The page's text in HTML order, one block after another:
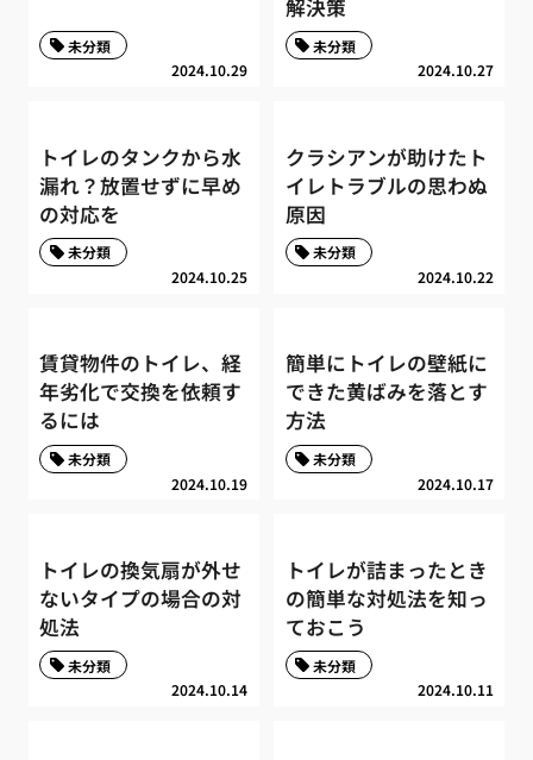
2024.10.29
未分類
解決策
2024.10.27
未分類
トイレのタンクから水
漏れ？放置せずに早め
の対応を
2024.10.25
未分類
クラシアンが助けたト
イレトラブルの思わぬ
原因
2024.10.22
未分類
賃貸物件のトイレ、経
年劣化で交換を依頼す
るには
2024.10.19
未分類
簡単にトイレの壁紙に
できた黄ばみを落とす
方法
2024.10.17
未分類
トイレの換気扇が外せ
ないタイプの場合の対
処法
2024.10.14
未分類
トイレが詰まったとき
の簡単な対処法を知っ
ておこう
2024.10.11
未分類